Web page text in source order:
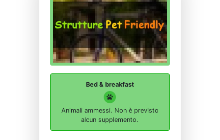
Bed & breakfast
Animali ammessi. Non è previsto
alcun supplemento.